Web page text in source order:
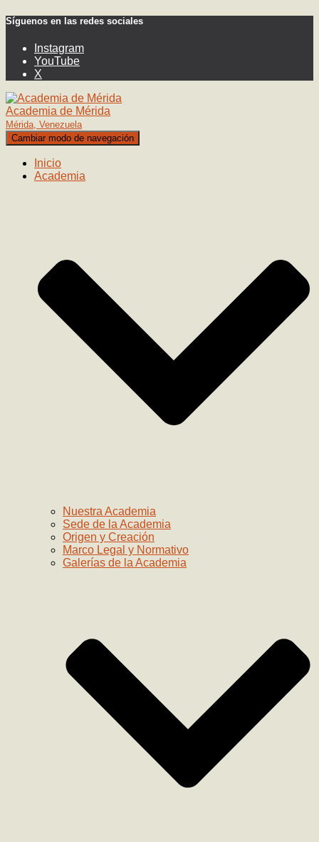
Síguenos en las redes sociales
Instagram
YouTube
X
Academia de Mérida
Mérida, Venezuela
Cambiar modo de navegación
Inicio
Academia
Nuestra Academia
Sede de la Academia
Origen y Creación
Marco Legal y Normativo
Galerías de la Academia